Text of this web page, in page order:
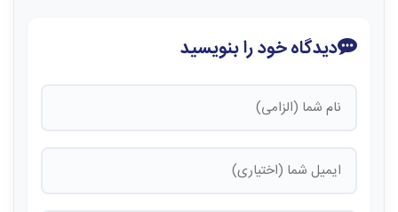
دیدگاه خود را بنویسید